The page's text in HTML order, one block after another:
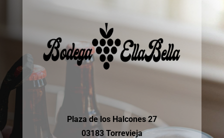
Plaza de los Halcones 27
03183 Torrevieja